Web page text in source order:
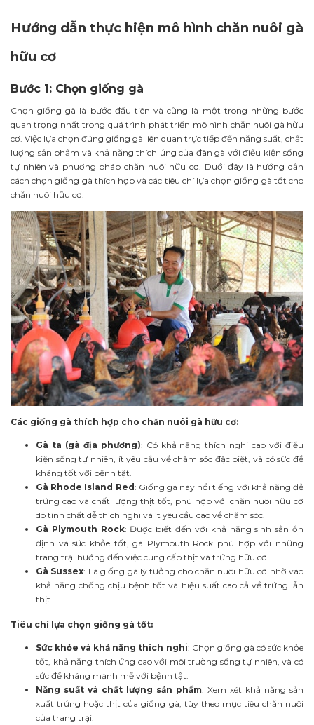
Hướng dẫn thực hiện mô hình chăn nuôi gà
hữu cơ
Bước 1: Chọn giống gà
Chọn giống gà là bước đầu tiên và cũng là một trong những bước
quan trọng nhất trong quá trình phát triển mô hình chăn nuôi gà hữu
cơ. Việc lựa chọn đúng giống gà liên quan trực tiếp đến năng suất, chất
lượng sản phẩm và khả năng thích ứng của đàn gà với điều kiện sống
tự nhiên và phương pháp chăn nuôi hữu cơ. Dưới đây là hướng dẫn
cách chọn giống gà thích hợp và các tiêu chí lựa chọn giống gà tốt cho
chăn nuôi hữu cơ:
Các giống gà thích hợp cho chăn nuôi gà hữu cơ:
Gà ta (gà địa phương): Có khả năng thích nghi cao với điều
kiện sống tự nhiên, ít yêu cầu về chăm sóc đặc biệt, và có sức đề
kháng tốt với bệnh tật.
Gà Rhode Island Red : Giống gà này nổi tiếng với khả năng đẻ
trứng cao và chất lượng thịt tốt, phù hợp với chăn nuôi hữu cơ
do tính chất dễ thích nghi và ít yêu cầu cao về chăm sóc.
Gà Plymouth Rock: Được biết đến với khả năng sinh sản ổn
định và sức khỏe tốt, gà Plymouth Rock phù hợp với những
trang trại hướng đến việc cung cấp thịt và trứng hữu cơ.
Gà Sussex: Là giống gà lý tưởng cho chăn nuôi hữu cơ nhờ vào
khả năng chống chịu bệnh tốt và hiệu suất cao cả về trứng lẫn
thịt.
Tiêu chí lựa chọn giống gà tốt:
Sức khỏe và khả năng thích nghi: Chọn giống gà có sức khỏe
tốt, khả năng thích ứng cao với môi trường sống tự nhiên, và có
sức đề kháng mạnh mẽ với bệnh tật.
Năng suất và chất lượng sản phẩm: Xem xét khả năng sản
xuất trứng hoặc thịt của giống gà, tùy theo mục tiêu chăn nuôi
của trang trại.